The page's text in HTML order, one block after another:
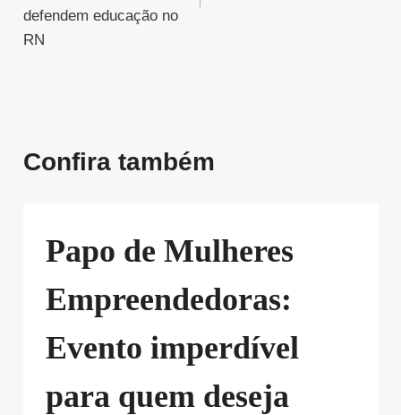
defendem educação no
RN
Confira também
Papo de Mulheres
Empreendedoras:
Evento imperdível
para quem deseja